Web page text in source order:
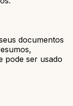
documentos
pode ser usado